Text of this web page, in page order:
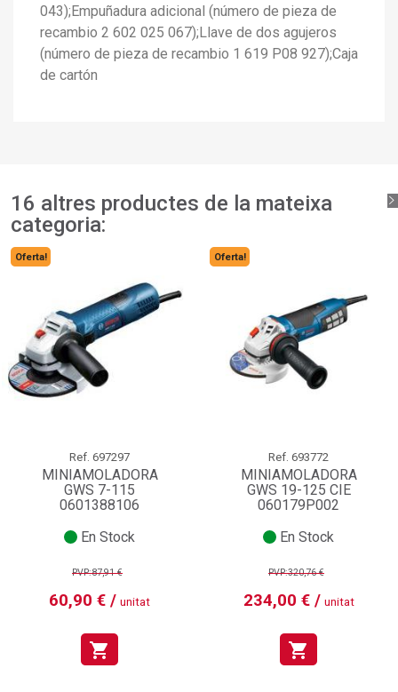
043);Empuñadura adicional (número de pieza de
recambio 2 602 025 067);Llave de dos agujeros
(número de pieza de recambio 1 619 P08 927);Caja
de cartón
16 altres productes de la mateixa
categoria:
Oferta!
Ref. 697297
MINIAMOLADORA
GWS 7-115
0601388106
En Stock
PVP:87,91 €
60,90 € / unitat
shopping_cart
Oferta!
Ref. 693772
MINIAMOLADORA
GWS 19-125 CIE
060179P002
En Stock
PVP:320,76 €
234,00 € / unitat
shopping_cart